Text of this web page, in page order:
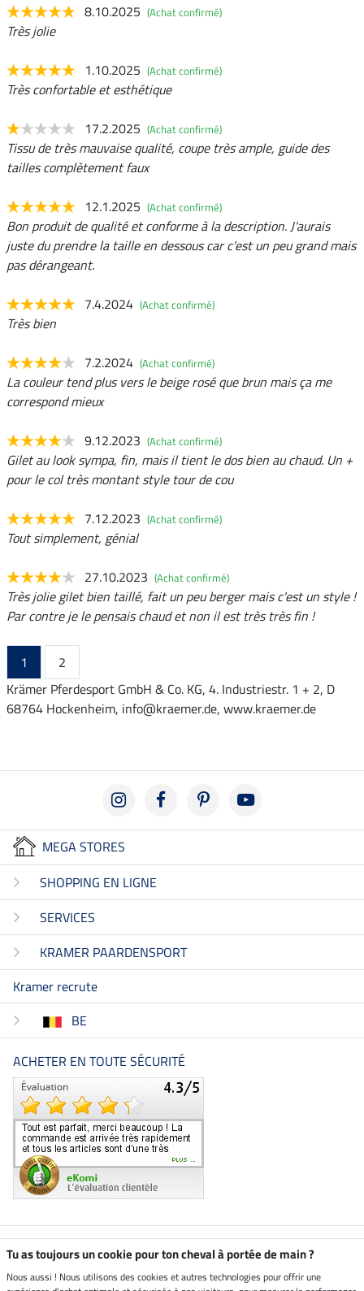
8.10.2025 (Achat confirmé)
Très jolie
1.10.2025 (Achat confirmé)
Très confortable et esthétique
17.2.2025 (Achat confirmé)
Tissu de très mauvaise qualité, coupe très ample, guide des
tailles complètement faux
12.1.2025 (Achat confirmé)
Bon produit de qualité et conforme à la description. J'aurais
juste du prendre la taille en dessous car c'est un peu grand mais
pas dérangeant.
7.4.2024 (Achat confirmé)
Très bien
7.2.2024 (Achat confirmé)
La couleur tend plus vers le beige rosé que brun mais ça me
correspond mieux
9.12.2023 (Achat confirmé)
Gilet au look sympa, fin, mais il tient le dos bien au chaud. Un +
pour le col très montant style tour de cou
7.12.2023 (Achat confirmé)
Tout simplement, génial
27.10.2023 (Achat confirmé)
Très jolie gilet bien taillé, fait un peu berger mais c'est un style !
Par contre je le pensais chaud et non il est très très fin !
1
2
Krämer Pferdesport GmbH & Co. KG, 4. Industriestr. 1 + 2, D
68764 Hockenheim, info@kraemer.de, www.kraemer.de
MEGA STORES
SHOPPING EN LIGNE
SERVICES
KRAMER PAARDENSPORT
Kramer recrute
BE
ACHETER EN TOUTE SÉCURITÉ
Boutique climatiquement
neutre
Tu as toujours un cookie pour ton cheval à portée de main ?
Nous aussi ! Nous utilisons des cookies et autres technologies pour offrir une